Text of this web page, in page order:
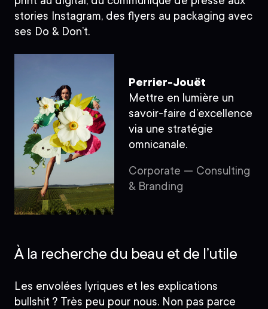
stories Instagram, des flyers au packaging avec
ses Do & Don’t.
Perrier-Jouët
Mettre en lumière un
savoir-faire d’excellence
via une stratégie
omnicanale.
Corporate — Consulting
& Branding
À la recherche du beau et de l’utile
Les envolées lyriques et les explications
bullshit ? Très peu pour nous. Non pas parce